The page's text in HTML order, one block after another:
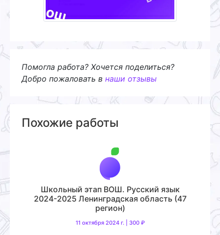
Помогла работа? Хочется поделиться?
Добро пожаловать в наши отзывы
Похожие работы
Школьный этап ВОШ. Русский язык
2024-2025 Ленинградская область (47
регион)
11 октября 2024 г. | 300 ₽